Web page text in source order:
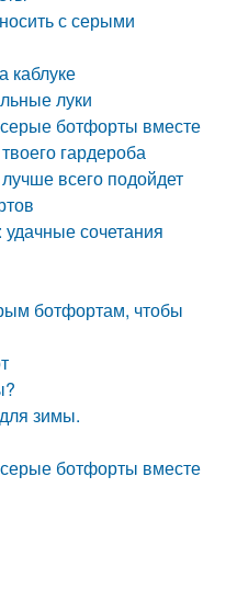
с серыми
каблуке
луки
ботфорты вместе
гардероба
всего подойдет
сочетания
ботфортам, чтобы
зимы.
ботфорты вместе